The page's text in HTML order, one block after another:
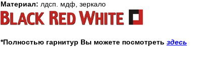
Материал: лдсп. мдф, зеркало
*Полностью гарнитур Вы можете посмотреть здесь